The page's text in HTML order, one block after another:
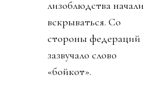
лизоблюдства начали
вскрываться. Со
стороны федераций
зазвучало слово
«бойкот».